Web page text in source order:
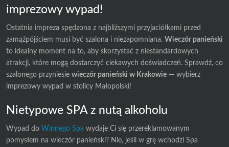
imprezowy wypad!
Ostatnia impreza spędzona z najbliższymi przyjaciółkami przed
zamążpójściem musi być szalona i niezapomniana. Wieczór panieński
to idealny moment na to, aby skorzystać z niestandardowych
atrakcji, które mogą dostarczyć ciekawych doświadczeń. Sprawdź, co
szalonego przyniesie wieczór panieński w Krakowie — wybierz
imprezowy wypad w stolicy Małopolski!
Nietypowe SPA z nutą alkoholu
Wypad do Winnego Spa wydaje Ci się przereklamowanym
pomysłem na wieczór panieński? Nie, jeśli w grę wchodzi Spa